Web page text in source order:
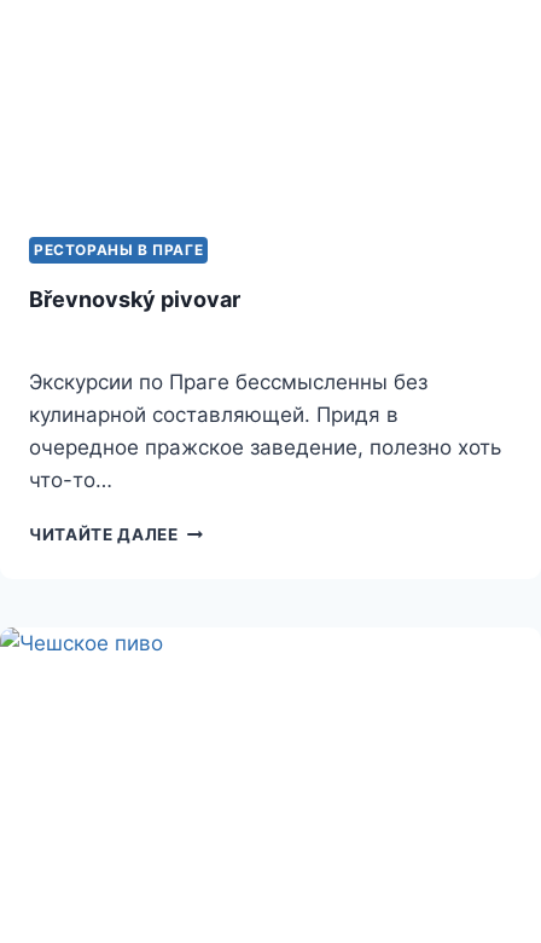
РЕСТОРАНЫ В ПРАГЕ
Břevnovský pivovar
Экскурсии по Праге бессмысленны без
кулинарной составляющей. Придя в
очередное пражское заведение, полезно хоть
что-то…
ЧИТАЙТЕ ДАЛЕЕBŘEVNOVSKÝ